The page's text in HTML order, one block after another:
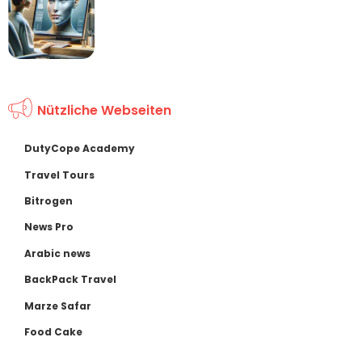
Nützliche Webseiten
DutyCope Academy
Travel Tours
Bitrogen
News Pro
Arabic news
BackPack Travel
Marze Safar
Food Cake